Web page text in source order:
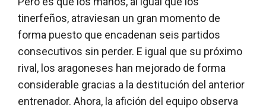
tinerfeños, atraviesan un gran momento de
forma puesto que encadenan seis partidos
consecutivos sin perder. E igual que su próximo
rival, los aragoneses han mejorado de forma
considerable gracias a la destitución del anterior
entrenador. Ahora, la afición del equipo observa